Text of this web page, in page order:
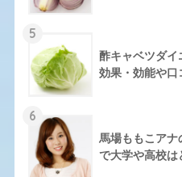
5
酢キャベツダイ
効果・効能や口
6
馬場ももこアナ
で大学や高校は